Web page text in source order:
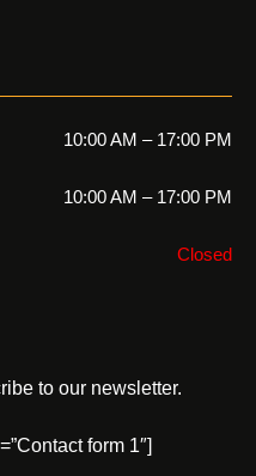
10:00 AM – 17:00 PM
10:00 AM – 17:00 PM
Closed
to our newsletter.
form 1″]